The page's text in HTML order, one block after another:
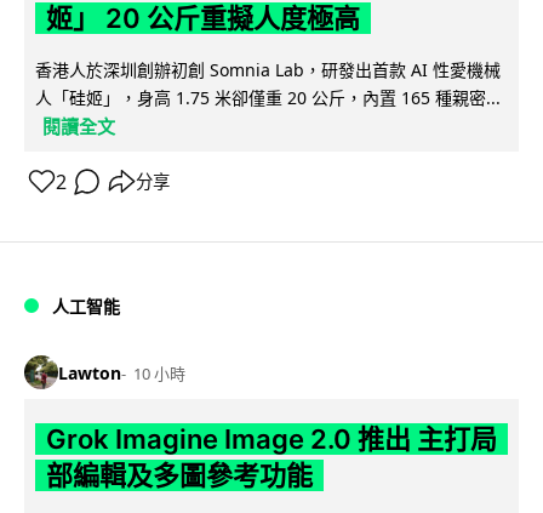
姬」 20 公斤重擬人度極高
香港人於深圳創辦初創 Somnia Lab，研發出首款 AI 性愛機械
人「硅姬」，身高 1.75 米卻僅重 20 公斤，內置 165 種親密...
閱讀全文
2 分享
人工智能
Lawton 10 小時
Grok Imagine Image 2.0 推出 主打局
部編輯及多圖參考功能